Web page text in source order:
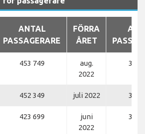
ANTAL
PASSAGERARE
FÖRRA
ÅRET
453 749
aug.
2022
368
452 349 juli 2022 354
423 699
juni
2022
314